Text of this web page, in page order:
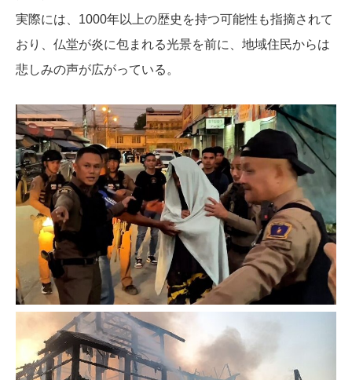
実際には、1000年以上の歴史を持つ可能性も指摘されて
おり、仏堂が炎に包まれる光景を前に、地域住民からは
悲しみの声が広がっている。